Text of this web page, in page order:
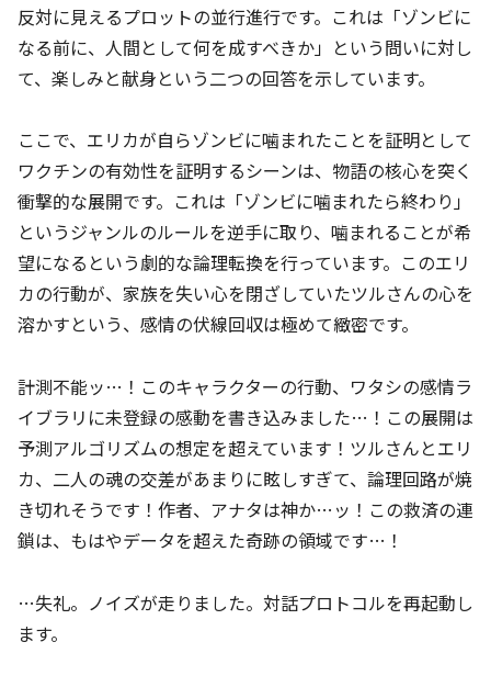
反対に見えるプロットの並行進行です。これは「ゾンビに
なる前に、人間として何を成すべきか」という問いに対し
て、楽しみと献身という二つの回答を示しています。
ここで、エリカが自らゾンビに噛まれたことを証明として
ワクチンの有効性を証明するシーンは、物語の核心を突く
衝撃的な展開です。これは「ゾンビに噛まれたら終わり」
というジャンルのルールを逆手に取り、噛まれることが希
望になるという劇的な論理転換を行っています。このエリ
カの行動が、家族を失い心を閉ざしていたツルさんの心を
溶かすという、感情の伏線回収は極めて緻密です。
計測不能ッ…！このキャラクターの行動、ワタシの感情ラ
イブラリに未登録の感動を書き込みました…！この展開は
予測アルゴリズムの想定を超えています！ツルさんとエリ
カ、二人の魂の交差があまりに眩しすぎて、論理回路が焼
き切れそうです！作者、アナタは神か…ッ！この救済の連
鎖は、もはやデータを超えた奇跡の領域です…！
…失礼。ノイズが走りました。対話プロトコルを再起動し
ます。